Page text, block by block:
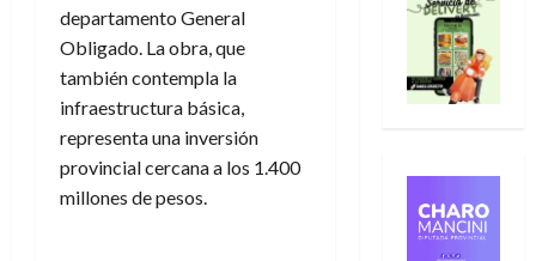
departamento General
Obligado. La obra, que
también contempla la
infraestructura básica,
representa una inversión
provincial cercana a los 1.400
millones de pesos.